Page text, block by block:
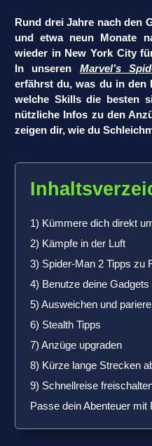
Rund drei Jahre nach den
und etwa neun Monate
wieder in New York City
In unseren Marvel’s
erfährst du, was du in den
welche Skills die besten
nützliche Infos zu den
zeigen dir, wie du
1) Kümmere dich direkt
2) Kämpfe in der Luft
3) Spider-Man 2 Tipps zu
4) Benutze deine
5) Ausweichen und
6) Stealth Tipps
7) Anzüge upgraden
8) Kürze lange Strecken
9) Schnellreise
Passe dein Abenteuer mit